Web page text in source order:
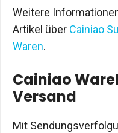
Weitere
Artikel über Cainiao
Waren.
Cainiao
Versand
Mit